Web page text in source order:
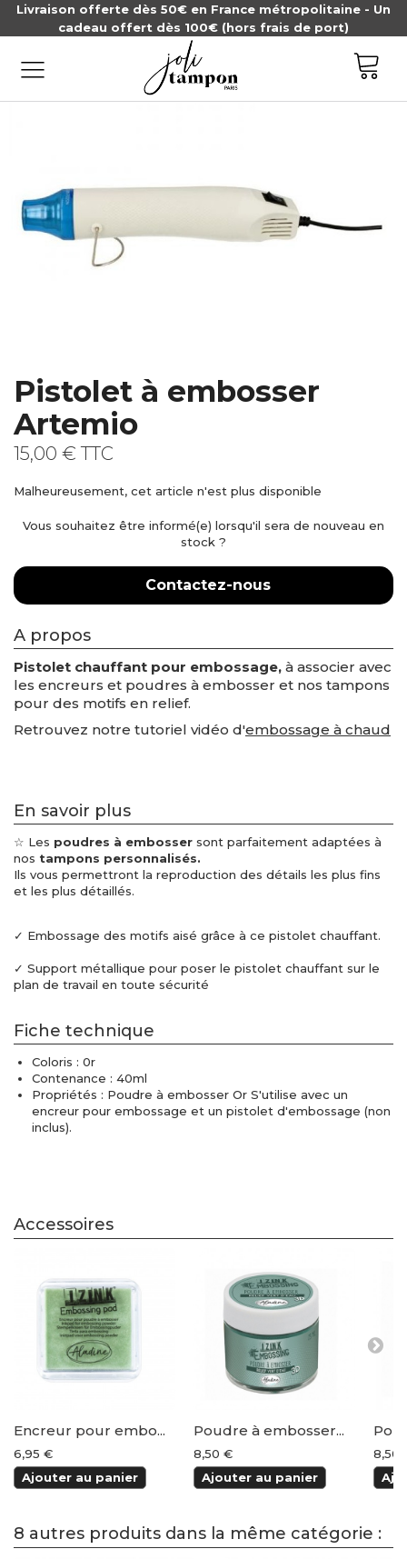
Livraison offerte dès 50€ en France métropolitaine - Un
cadeau offert dès 100€ (hors frais de port)
Pistolet à embosser
Artemio
15,00 € TTC
Malheureusement, cet article n'est plus disponible
Vous souhaitez être informé(e) lorsqu'il sera de nouveau en
stock ?
Contactez-nous
A propos
Pistolet chauffant pour embossage, à associer avec
les encreurs et poudres à embosser et nos tampons
pour des motifs en relief.
Retrouvez notre tutoriel vidéo d'embossage à chaud
En savoir plus
☆ Les poudres à embosser sont parfaitement adaptées à
nos tampons personnalisés.
Ils vous permettront la reproduction des détails les plus fins
et les plus détaillés.
✓ Embossage des motifs aisé grâce à ce pistolet chauffant.
✓ Support métallique pour poser le pistolet chauffant sur le
plan de travail en toute sécurité
Fiche technique
Coloris : 0r
Contenance : 40ml
Propriétés : Poudre à embosser Or S'utilise avec un
encreur pour embossage et un pistolet d'embossage (non
inclus).
Accessoires
Encreur pour embo...
6,95 €
Ajouter au panier
Poudre à embosser...
8,50 €
Ajouter au panier
8,50
8 autres produits dans la même catégorie :